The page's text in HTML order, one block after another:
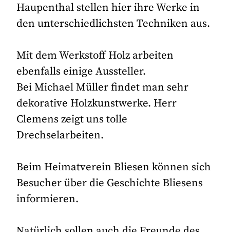
Haupenthal stellen hier ihre Werke in
den unterschiedlichsten Techniken aus.
Mit dem Werkstoff Holz arbeiten
ebenfalls einige Aussteller.
Bei Michael Müller findet man sehr
dekorative Holzkunstwerke. Herr
Clemens zeigt uns tolle
Drechselarbeiten.
Beim Heimatverein Bliesen können sich
Besucher über die Geschichte Bliesens
informieren.